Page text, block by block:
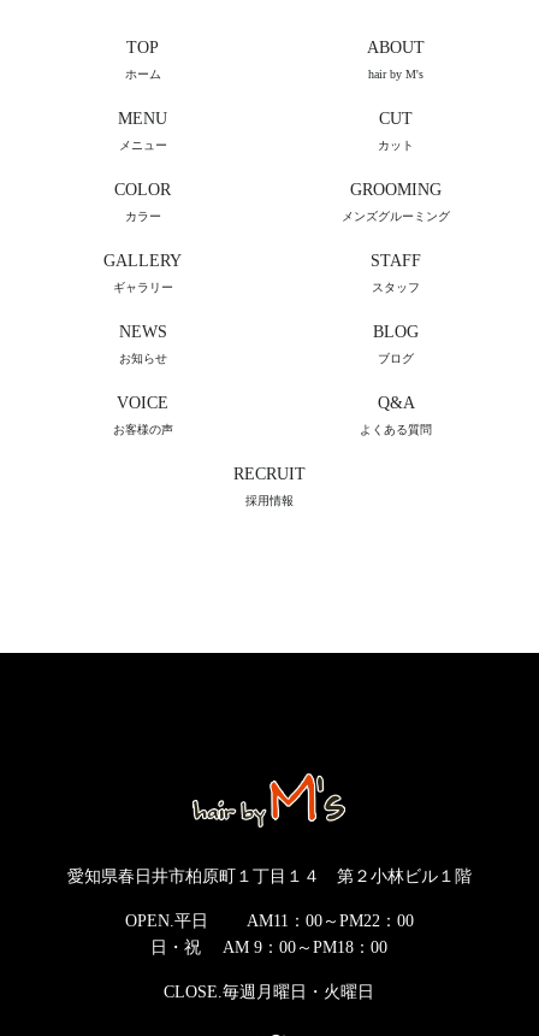
TOP
ホーム
ABOUT
hair by M's
MENU
メニュー
CUT
カット
COLOR
カラー
GROOMING
メンズグルーミング
GALLERY
ギャラリー
STAFF
スタッフ
NEWS
お知らせ
BLOG
ブログ
VOICE
お客様の声
Q&A
よくある質問
RECRUIT
採用情報
愛知県春日井市柏原町１丁目１４ 第２小林ビル１階
OPEN.平日 AM11：00～PM22：00
日・祝 AM 9：00～PM18：00
CLOSE.毎週月曜日・火曜日